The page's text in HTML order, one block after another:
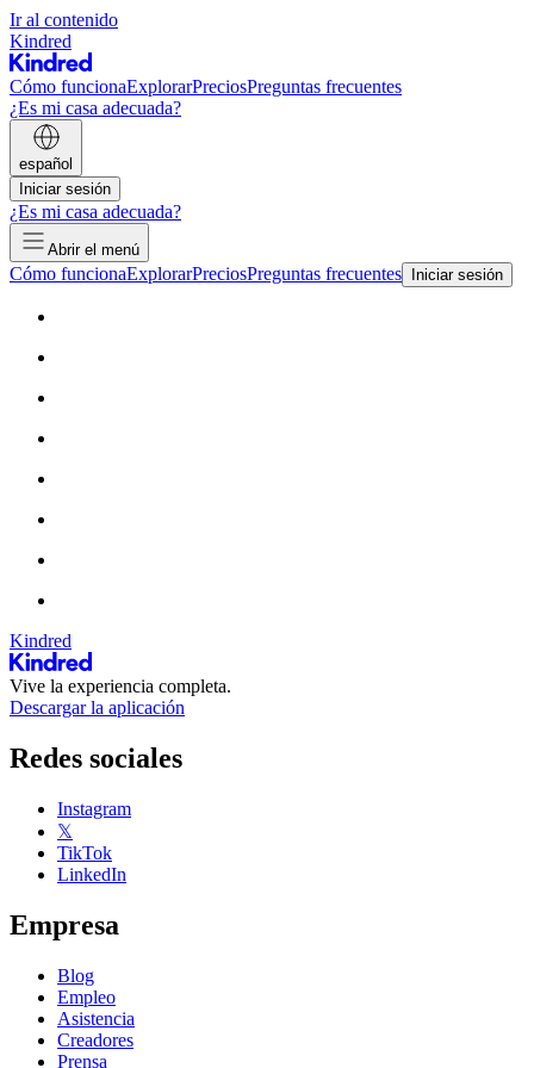
Ir al contenido
Kindred
Cómo funcionaExplorarPreciosPreguntas frecuentes
¿Es mi casa adecuada?
español
Iniciar sesión
¿Es mi casa adecuada?
Abrir el menú
Cómo funcionaExplorarPreciosPreguntas frecuentes Iniciar sesión
Kindred
Vive la experiencia completa.
Descargar la aplicación
Redes sociales
Instagram
𝕏
TikTok
LinkedIn
Empresa
Blog
Empleo
Asistencia
Creadores
Prensa